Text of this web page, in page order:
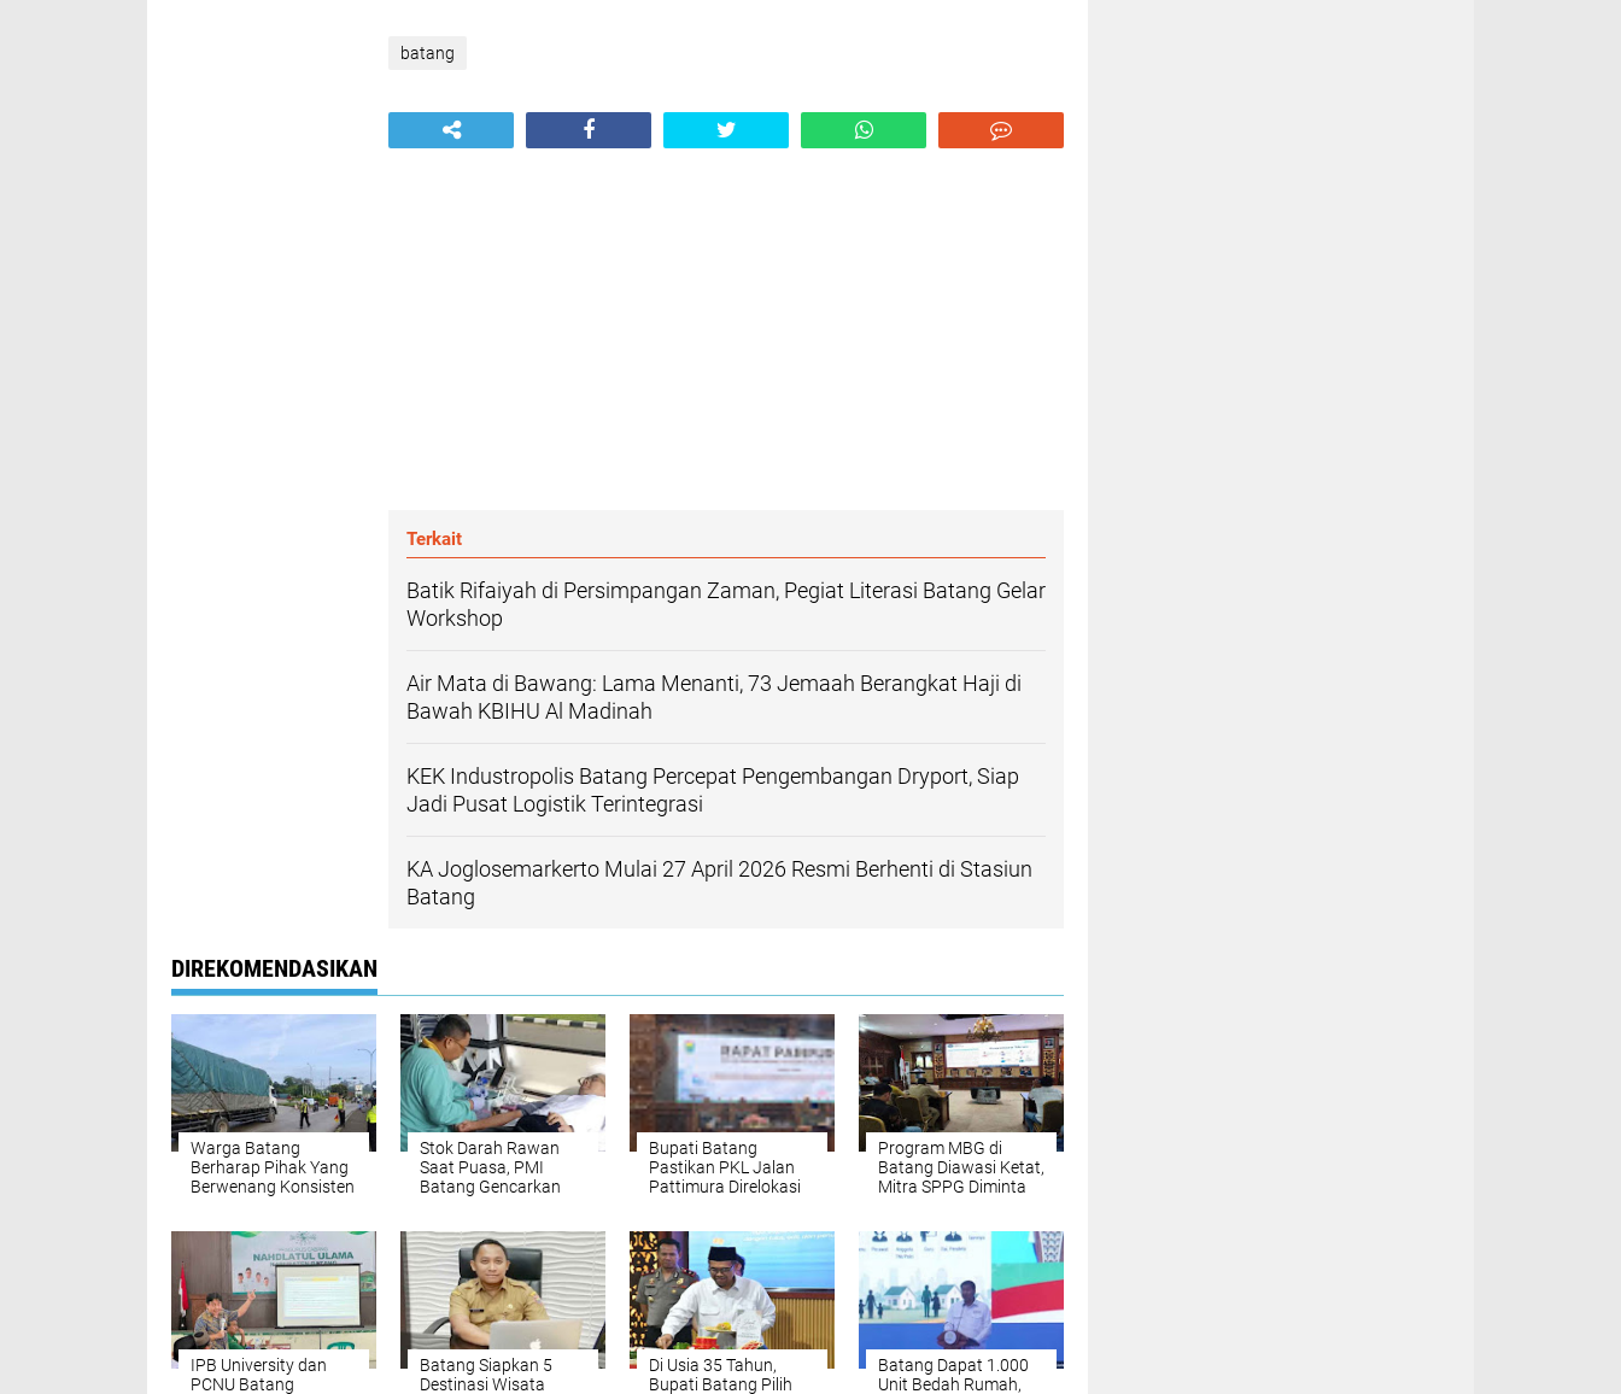
batang
Terkait
Batik Rifaiyah di Persimpangan Zaman, Pegiat Literasi Batang Gelar
Workshop
Air Mata di Bawang: Lama Menanti, 73 Jemaah Berangkat Haji di
Bawah KBIHU Al Madinah
KEK Industropolis Batang Percepat Pengembangan Dryport, Siap
Jadi Pusat Logistik Terintegrasi
KA Joglosemarkerto Mulai 27 April 2026 Resmi Berhenti di Stasiun
Batang
DIREKOMENDASIKAN
Warga Batang
Berharap Pihak Yang
Berwenang Konsisten
Pembatasan Truk
Sumbu Tiga
Stok Darah Rawan
Saat Puasa, PMI
Batang Gencarkan
Pendonor
Bupati Batang
Pastikan PKL Jalan
Pattimura Direlokasi
dan Pasar Sambong
Program MBG di
Batang Diawasi Ketat,
Mitra SPPG Diminta
IPB University dan
PCNU Batang
Batang Siapkan 5
Destinasi Wisata
Di Usia 35 Tahun,
Bupati Batang Pilih
Batang Dapat 1.000
Unit Bedah Rumah,